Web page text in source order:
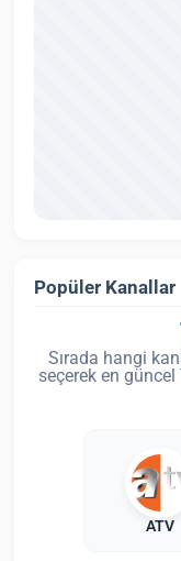
Popüler Kanallar
Sırada hangi
seçerek en
ATV